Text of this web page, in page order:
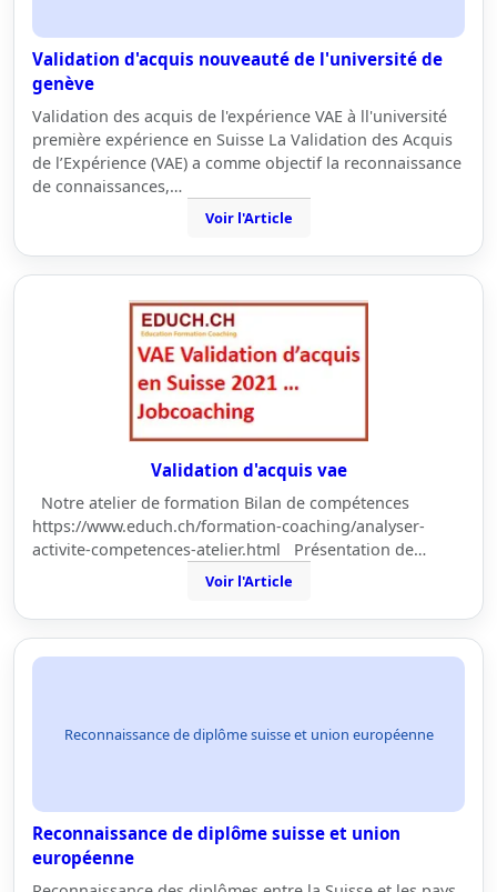
Validation d'acquis nouveauté de l'université de
genève
Validation des acquis de l'expérience VAE à ll'université
première expérience en Suisse La Validation des Acquis
de l’Expérience (VAE) a comme objectif la reconnaissance
de connaissances,…
Voir l'Article
Validation d'acquis vae
Notre atelier de formation Bilan de compétences
https://www.educh.ch/formation-coaching/analyser-
activite-competences-atelier.html Présentation de…
Voir l'Article
Reconnaissance de diplôme suisse et union européenne
Reconnaissance de diplôme suisse et union
européenne